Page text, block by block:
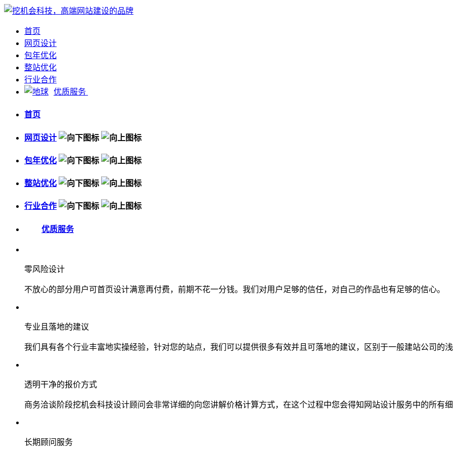
首页
网页设计
包年优化
整站优化
行业合作
优质服务
首页
网页设计
包年优化
整站优化
行业合作
优质服务
零风险设计
不放心的部分用户可首页设计满意再付费，前期不花一分钱。我们对用户足够的信任，对自己的作品也有足够的信心。
专业且落地的建议
我们具有各个行业丰富地实操经验，针对您的站点，我们可以提供很多有效并且可落地的建议，区别于一般建站公司的
透明干净的报价方式
商务洽谈阶段挖机会科技设计顾问会非常详细的向您讲解价格计算方式，在这个过程中您会得知网站设计服务中的所有
长期顾问服务